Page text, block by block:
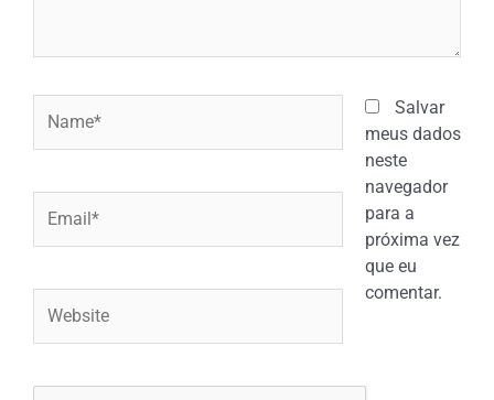
Salvar
meus dados
neste
navegador
para a
próxima vez
que eu
comentar.